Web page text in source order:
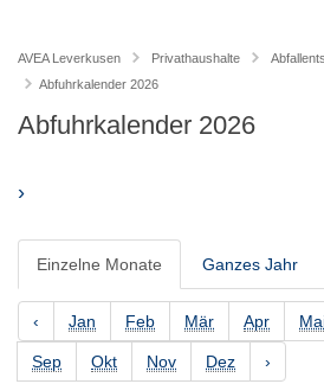
AVEA Leverkusen Privathaushalte
Abfuhrkalender 2026
Abfuhrkalender 2026
›
Einzelne Monate Ganzes Jahr
‹ Jan Feb Mär Apr
Sep Okt Nov Dez ›